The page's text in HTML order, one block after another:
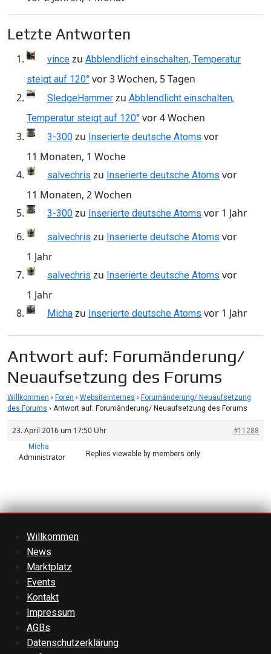
Letzte Antworten
vince zu Abblendlicht einschalten, Temperatur
steigt auf 120° vor 3 Wochen, 5 Tagen
SledgeHammer zu Abblendlicht einschalten,
Temperatur steigt auf 120° vor 4 Wochen
3-300 zu Inserierte deutsche Atoms vor
11 Monaten, 1 Woche
salvechris zu Inserierte deutsche Atoms vor
11 Monaten, 2 Wochen
3-300 zu Inserierte deutsche Atoms vor 1 Jahr
salvechris zu Inserierte deutsche Atoms vor
1 Jahr
salvechris zu Inserierte deutsche Atoms vor
1 Jahr
Micha zu Inserierte deutsche Atoms vor 1 Jahr
Antwort auf: Forumänderung/
Neuaufsetzung des Forums
Willkommen › Foren › Websiteinternes › Forumänderung/ Neuaufsetzung
des Forums › Antwort auf: Forumänderung/ Neuaufsetzung des Forums
23. April 2016 um 17:50 Uhr
#11288
Micha
Administrator Replies viewable by members only
Willkommen
News
Marktplatz
Events
Kontakt
Impressum
AGBs
Datenschutzerklärung